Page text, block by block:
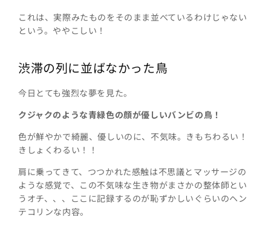
これは、実際みたものをそのまま並べているわけじゃない
という。ややこしい！
渋滞の列に並ばなかった鳥
今日とても強烈な夢を見た。
クジャクのような青緑色の顔が優しいバンビの鳥！
色が鮮やかで綺麗、優しいのに、不気味。きもちわるい！
きしょくわるい！！
肩に乗ってきて、つつかれた感触は不思議とマッサージの
ような感覚で、この不気味な生き物がまさかの整体師とい
うオチ、、、ここに記録するのが恥ずかしいぐらいのヘン
テコリンな内容。